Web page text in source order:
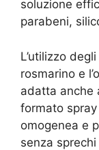
soluzione
parabeni,
L’utilizzo
rosmarino e
adatta anche
formato
omogenea e
senza